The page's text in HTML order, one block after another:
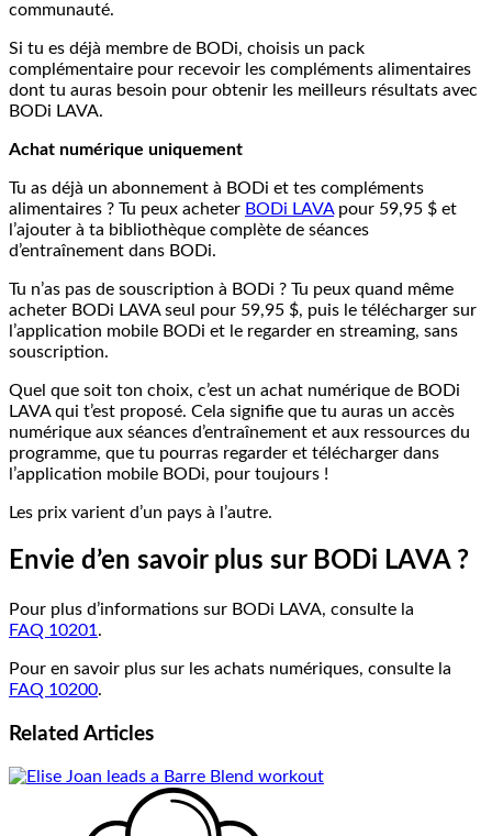
communauté.
Si tu es déjà membre de BODi, choisis un pack
complémentaire pour recevoir les compléments alimentaires
dont tu auras besoin pour obtenir les meilleurs résultats avec
BODi LAVA.
Achat numérique uniquement
Tu as déjà un abonnement à BODi et tes compléments
alimentaires ? Tu peux acheter BODi LAVApour 59,95 $ et
l’ajouter à ta bibliothèque complète de séances
d’entraînement dans BODi.
Tu n’as pas de souscription à BODi ? Tu peux quand même
acheter BODi LAVA seul pour 59,95 $, puis le télécharger sur
l’application mobile BODi et le regarder en streaming, sans
souscription.
Quel que soit ton choix, c’est un achat numérique de BODi
LAVA qui t’est proposé. Cela signifie que tu auras un accès
numérique aux séances d’entraînement et aux ressources du
programme, que tu pourras regarder et télécharger dans
l’application mobile BODi, pour toujours !
Les prix varient d’un pays à l’autre.
Envie d’en savoir plus sur BODi LAVA ?
Pour plus d’informations sur BODi LAVA, consulte la
FAQ 10201 .
Pour en savoir plus sur les achats numériques, consulte la
FAQ 10200.
Related Articles